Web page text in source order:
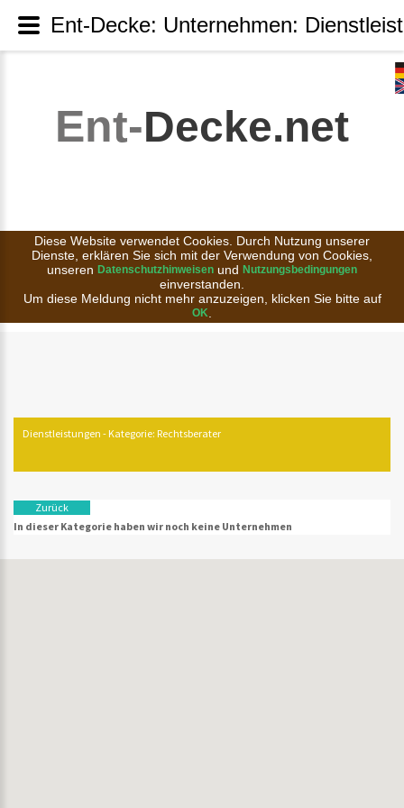
Ent-Decke.net
Diese Website verwendet Cookies. Durch Nutzung unserer
Dienste, erklären Sie sich mit der Verwendung von Cookies,
unseren Datenschutzhinweisen und Nutzungsbedingungen
einverstanden.
Um diese Meldung nicht mehr anzuzeigen, klicken Sie bitte auf
OK
Dienstleistungen - Kategorie: Rechtsberater
Zurück
In dieser Kategorie haben wir noch keine Unternehmen
Ent-Decke: Unternehmen: